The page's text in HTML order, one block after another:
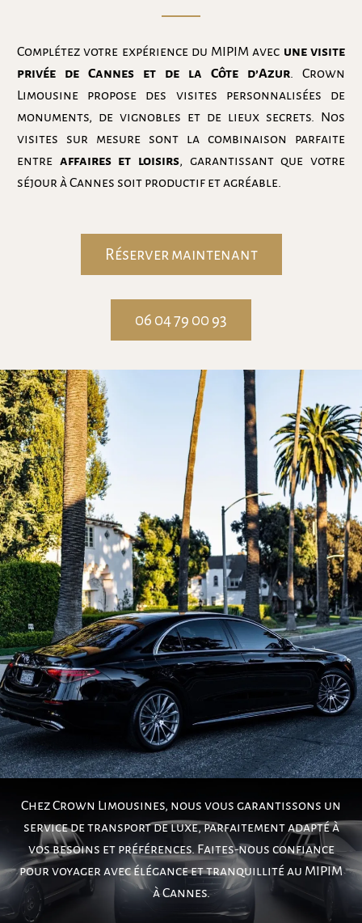
Complétez votre expérience du MIPIM avec une visite
privée de Cannes et de la Côte d’Azur. Crown
Limousine propose des visites personnalisées de
monuments, de vignobles et de lieux secrets. Nos
visites sur mesure sont la combinaison parfaite
entre affaires et loisirs, garantissant que votre
séjour à Cannes soit productif et agréable.
Réserver maintenant
06 04 79 00 93
Chez Crown Limousines, nous vous garantissons un
service de transport de luxe, parfaitement adapté à
vos besoins et préférences. Faites-nous confiance
pour voyager avec élégance et tranquillité au MIPIM
à Cannes.